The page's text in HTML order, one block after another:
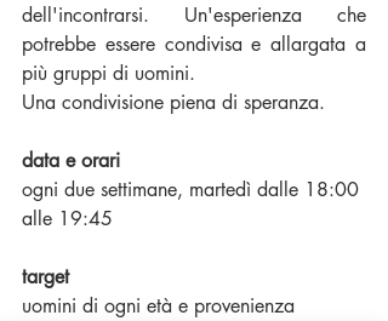
dell'incontrarsi. Un'esperienza che
potrebbe essere condivisa e allargata a
più gruppi di uomini.
Una condivisione piena di speranza.
data e orari
ogni due settimane, martedì dalle 18:00
alle 19:45
target
uomini di ogni età e provenienza